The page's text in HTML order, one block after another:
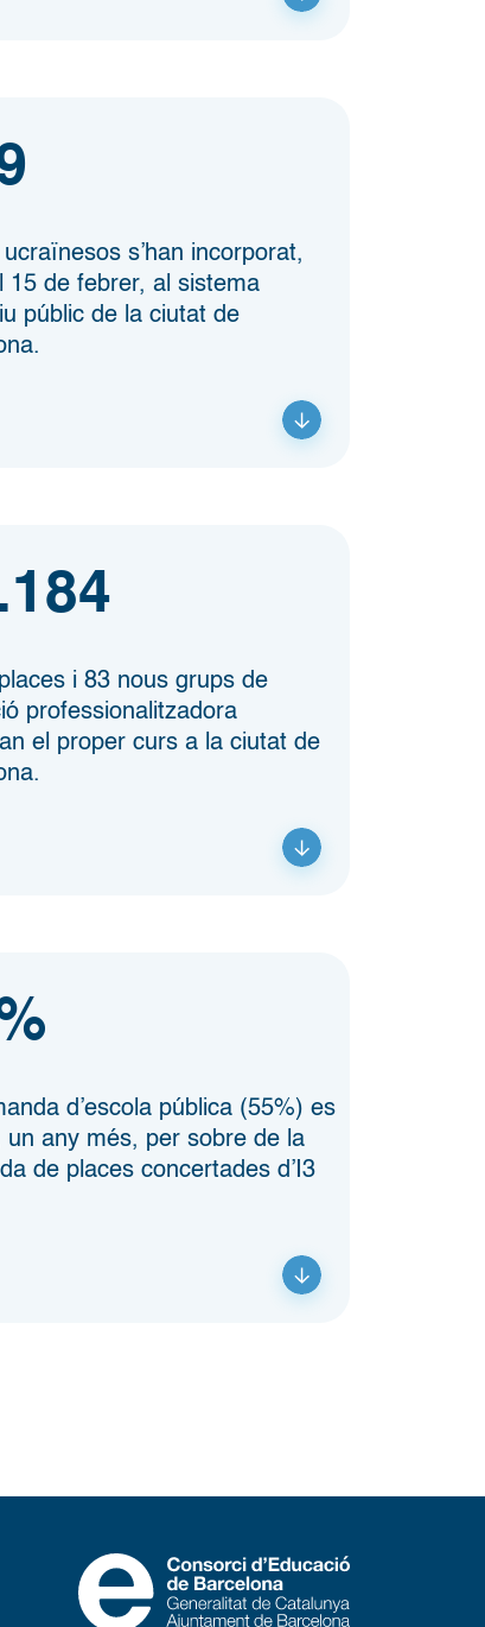
s’han incorporat,
15 de febrer, al sistema
públic de la ciutat de
i 83 nous grups de
professionalitzadora
el proper curs a la ciutat de
d’escola pública (55%) es
un any més, per sobre de la
de places concertades d’I3